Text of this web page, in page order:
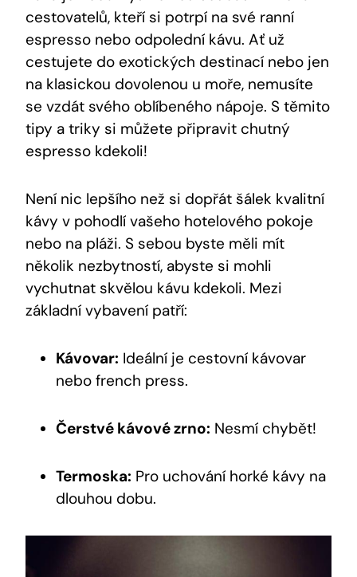
cestovatelů, kteří si potrpí na své ranní
espresso nebo odpolední kávu. Ať už
cestujete do exotických destinací nebo jen
na klasickou dovolenou u moře, nemusíte
se vzdát svého oblíbeného nápoje. S těmito
tipy a triky si můžete připravit chutný
espresso kdekoli!
Není nic lepšího než si dopřát šálek kvalitní
kávy v pohodlí vašeho hotelového pokoje
nebo na pláži. S sebou byste měli mít
několik nezbytností, abyste si mohli
vychutnat skvělou kávu kdekoli. Mezi
základní vybavení patří:
Kávovar: Ideální je cestovní kávovar
nebo french press.
Čerstvé kávové zrno: Nesmí chybět!
Termoska: Pro uchování horké kávy na
dlouhou dobu.